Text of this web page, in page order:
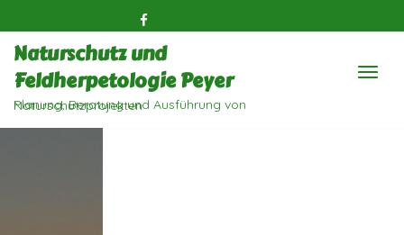
Naturschutz und
Feldherpetologie Peyer
Planung, Beratung und Ausführung von Naturschutzprojekten